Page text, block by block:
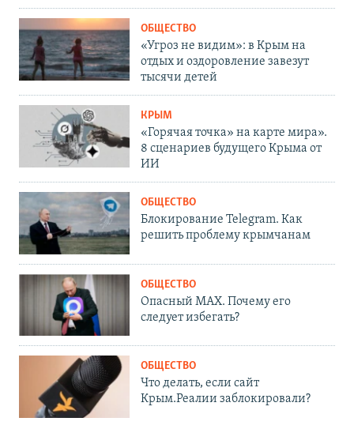
ОБЩЕСТВО
«Угроз не видим»: в Крым на
отдых и оздоровление завезут
тысячи детей
КРЫМ
«Горячая точка» на карте мира».
8 сценариев будущего Крыма от
ИИ
ОБЩЕСТВО
Блокирование Telegram. Как
решить проблему крымчанам
ОБЩЕСТВО
Опасный MAX. Почему его
следует избегать?
ОБЩЕСТВО
Что делать, если сайт
Крым.Реалии заблокировали?